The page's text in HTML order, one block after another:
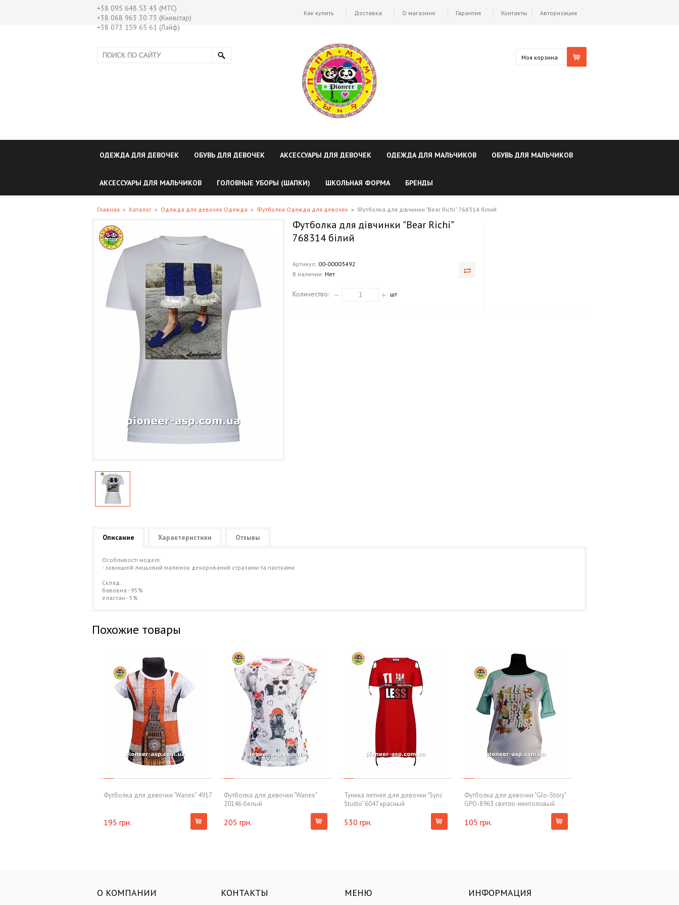
+38 095 648 53 43 (МТС)
+38 068 963 30 73 (Киевстар)
+38 073 159 65 61 (Лайф)
Авторизация
Как купить Доставка О магазине Гарантия Контакты
Моя корзина
ОДЕЖДА ДЛЯ ДЕВОЧЕК ОБУВЬ ДЛЯ ДЕВОЧЕК АКСЕССУАРЫ ДЛЯ ДЕВОЧЕК ОДЕЖДА ДЛЯ МАЛЬЧИКОВ ОБУВЬ ДЛЯ МАЛЬЧИКОВ
АКСЕССУАРЫ ДЛЯ МАЛЬЧИКОВ ГОЛОВНЫЕ УБОРЫ (ШАПКИ) ШКОЛЬНАЯ ФОРМА БРЕНДЫ
Главная » Каталог » Одежда для девочек Одежда » Футболки Одежда для девочек » Футболка для дівчинки "Bear Richi" 768314 білий
Футболка для дівчинки "Bear Richi"
768314 білий
Артикул: 00-00003492
В наличии: Нет
Количество: шт
Описание Характеристики Отзывы
Особливості моделі:
- зовнішній лицьовий малюнок декорований стразами та паєтками
Склад:
бавовна - 95%
еластан - 5%
Похожие товары
Футболка для девочки "Wanex" 4917
195 грн.
Футболка для девочки "Wanex"
20146 белый
205 грн.
Туника летняя для девочки "Sync
Studio" 6047 красный
530 грн.
Футболка для девочки "Glo-Story"
GPO-8963 светло-ментоловый
105 грн.
О КОМПАНИИ КОНТАКТЫ МЕНЮ ИНФОРМАЦИЯ